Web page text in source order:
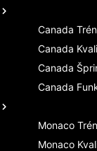
Canada
Canada
Canada
Canada
Monaco
Monaco